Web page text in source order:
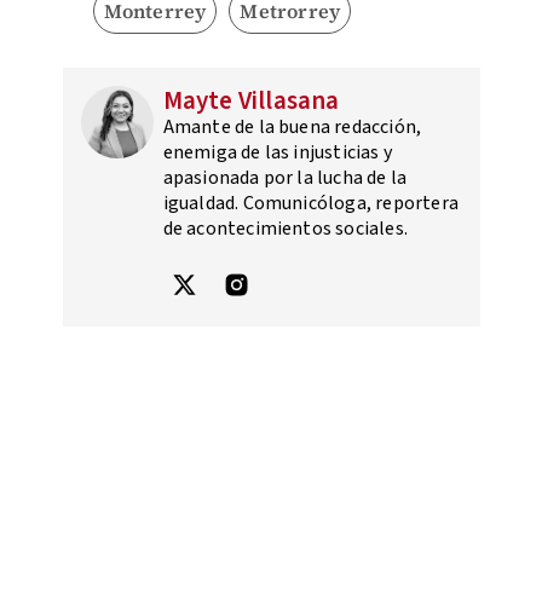
Monterrey Metrorrey
Mayte Villasana
Amante de la buena redacción,
enemiga de las injusticias y
apasionada por la lucha de la
igualdad. Comunicóloga, reportera
de acontecimientos sociales.